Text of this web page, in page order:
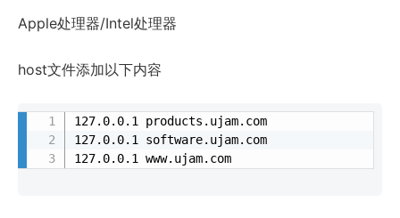
Apple处理器/Intel处理器
host文件添加以下内容
127.0.0.1 products.ujam.com
127.0.0.1 software.ujam.com